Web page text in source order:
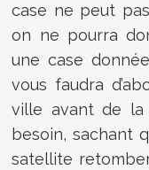
case ne peut
on ne pourra
une case
vous faudra
ville avant de la
besoin, sachant
satellite